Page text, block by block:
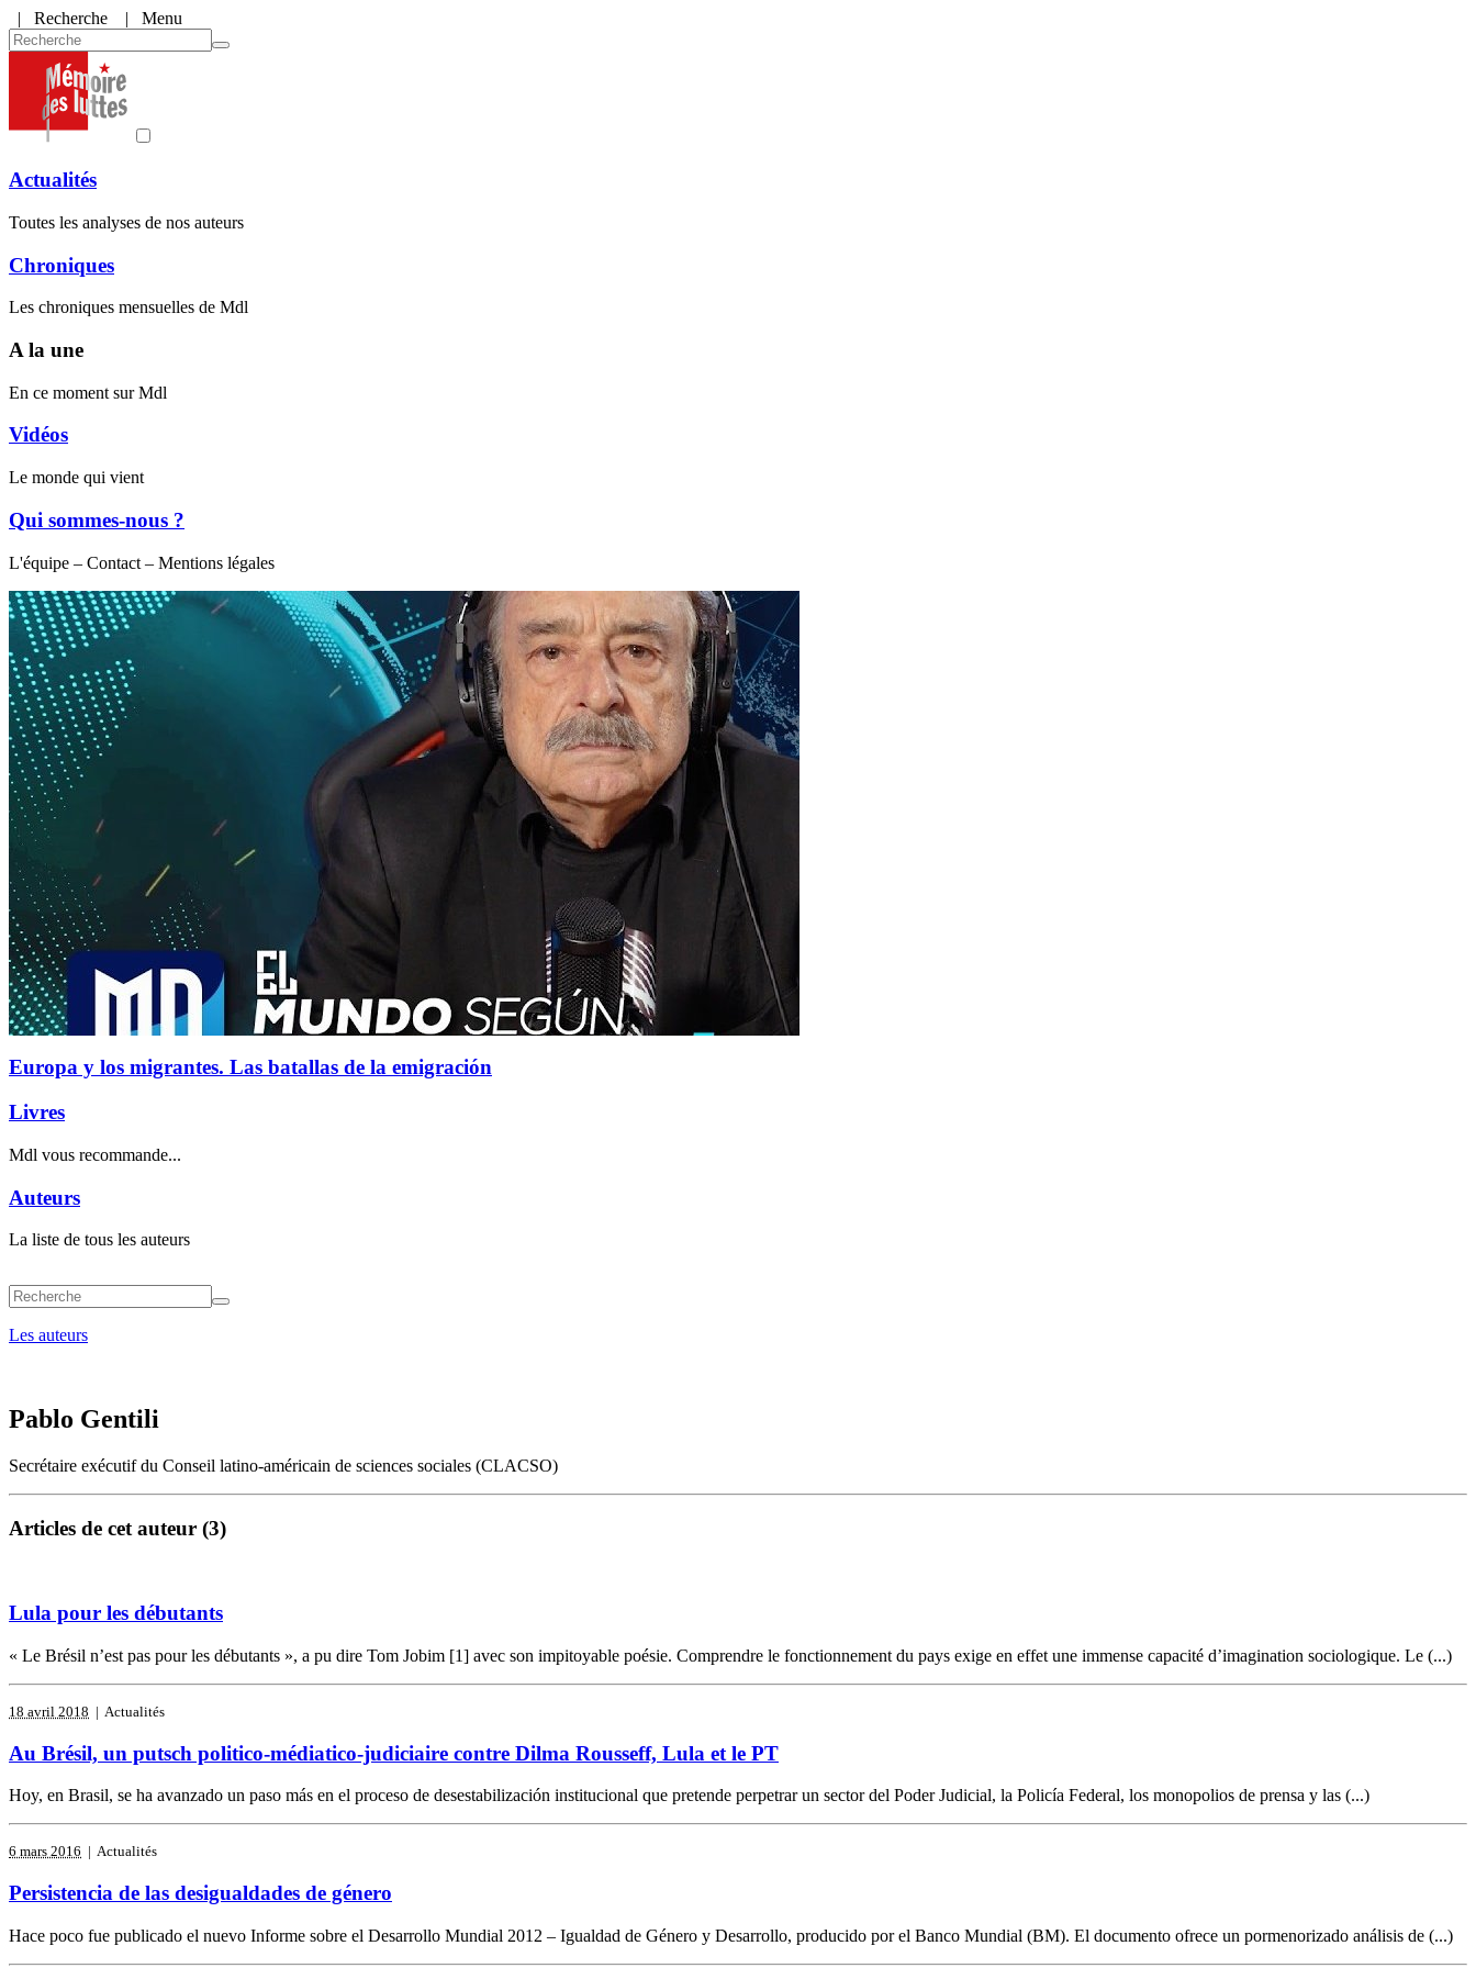
| Recherche | Menu
Actualités
Toutes les analyses de nos auteurs
Chroniques
Les chroniques mensuelles de Mdl
A la une
En ce moment sur Mdl
Vidéos
Le monde qui vient
Qui sommes-nous ?
L'équipe – Contact – Mentions légales
Europa y los migrantes. Las batallas de la emigración
Livres
Mdl vous recommande...
Auteurs
La liste de tous les auteurs
Les auteurs
Pablo Gentili
Secrétaire exécutif du Conseil latino-américain de sciences sociales (CLACSO)
Articles de cet auteur (3)
Lula pour les débutants
« Le Brésil n’est pas pour les débutants », a pu dire Tom Jobim [1] avec son impitoyable poésie. Comprendre le fonctionnement du pays exige en effet une immense capacité d’imagination sociologique. Le (...)
18 avril 2018 | Actualités
Au Brésil, un putsch politico-médiatico-judiciaire contre Dilma Rousseff, Lula et le PT
Hoy, en Brasil, se ha avanzado un paso más en el proceso de desestabilización institucional que pretende perpetrar un sector del Poder Judicial, la Policía Federal, los monopolios de prensa y las (...)
6 mars 2016 | Actualités
Persistencia de las desigualdades de género
Hace poco fue publicado el nuevo Informe sobre el Desarrollo Mundial 2012 – Igualdad de Género y Desarrollo, producido por el Banco Mundial (BM). El documento ofrece un pormenorizado análisis de (...)